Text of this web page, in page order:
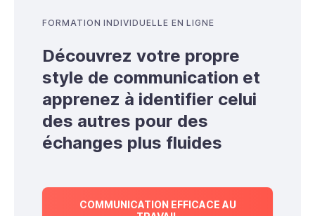
FORMATION INDIVIDUELLE EN LIGNE
Découvrez votre propre
style de communication et
apprenez à identifier celui
des autres pour des
échanges plus fluides
COMMUNICATION EFFICACE AU